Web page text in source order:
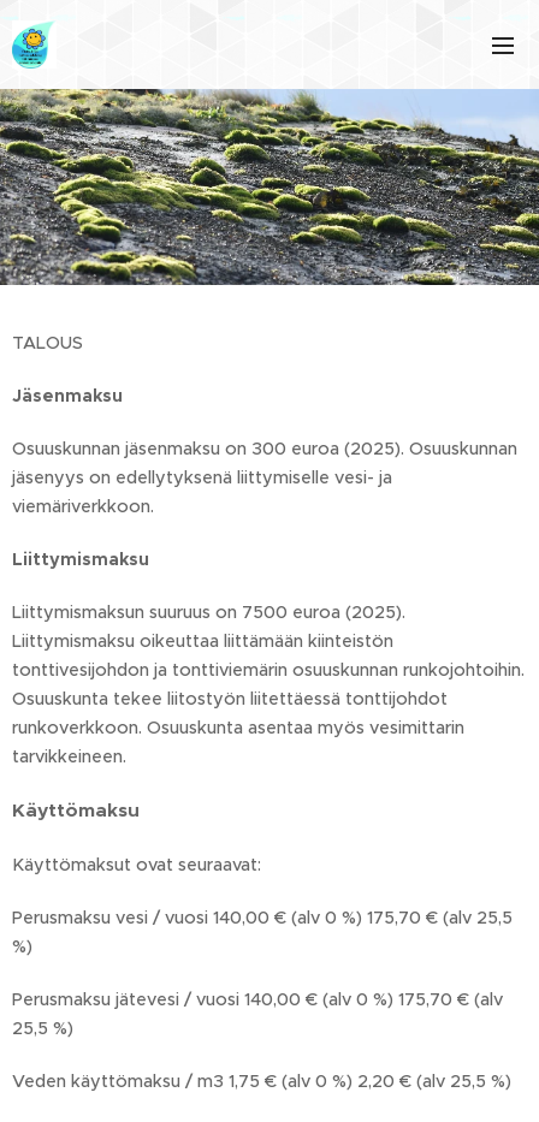
TALOUS
Jäsenmaksu
Osuuskunnan jäsenmaksu on 300 euroa (2025). Osuuskunnan
jäsenyys on edellytyksenä liittymiselle vesi- ja
viemäriverkkoon.
Liittymismaksu
Liittymismaksun suuruus on 7500 euroa (2025).
Liittymismaksu oikeuttaa liittämään kiinteistön
tonttivesijohdon ja tonttiviemärin osuuskunnan runkojohtoihin.
Osuuskunta tekee liitostyön liitettäessä tonttijohdot
runkoverkkoon. Osuuskunta asentaa myös vesimittarin
tarvikkeineen.
Käyttömaksu
Käyttömaksut ovat seuraavat:
Perusmaksu vesi / vuosi 140,00 € (alv 0 %) 175,70 € (alv 25,5
%)
Perusmaksu jätevesi / vuosi 140,00 € (alv 0 %) 175,70 € (alv
25,5 %)
Veden käyttömaksu / m3 1,75 € (alv 0 %) 2,20 € (alv 25,5 %)